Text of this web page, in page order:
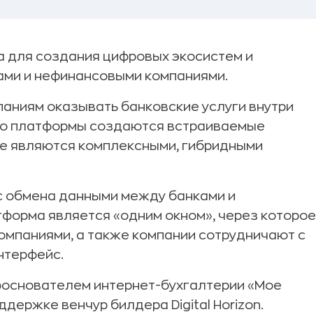
для создания цифровых экосистем и
и нефинансовыми компаниями.
оказывать банковские услуги внутри
платформы создаются встраиваемые
являются комплексными, гибридными
обмена данными между банками и
является «одним окном», через которое
а также компании сотрудничают с
интернет-бухгалтерии «Мое
венчур билдера Digital Horizon.